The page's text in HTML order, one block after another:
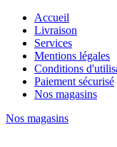
Accueil
Livraison
Services
Mentions légales
Conditions
Paiement sécurisé
Nos magasins
Nos magasins